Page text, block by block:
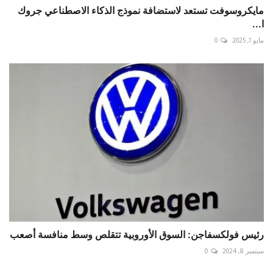
مايكروسوفت تستعد لاستضافة نموذج الذكاء الاصطناعي جروك
ا...
مايو 1, 2025 0
رئيس فولكسفاجن: السوق الأوروبية تتقلص وسط منافسة أصعب
سبتمبر 8, 2024 0